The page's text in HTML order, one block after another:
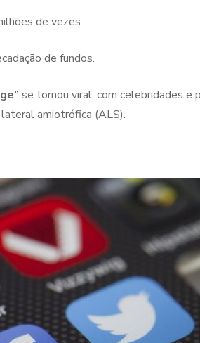
de vezes.
de fundos.
se tornou viral, com celebridades e
amiotrófica (ALS).